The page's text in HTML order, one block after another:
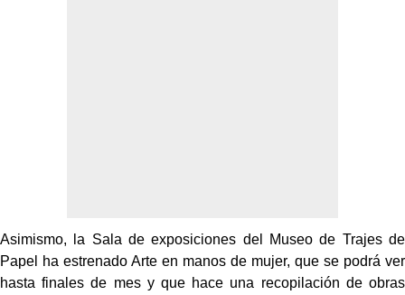
Asimismo, la Sala de exposiciones del Museo de Trajes de
Papel ha estrenado Arte en manos de mujer, que se podrá ver
hasta finales de mes y que hace una recopilación de obras